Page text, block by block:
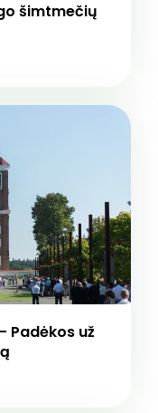
šimtmečių
Padėkos už